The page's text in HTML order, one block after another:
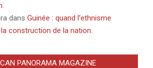
dans Guinée : quand l’ethnisme
construction de la nation.
PANORAMA MAGAZINE